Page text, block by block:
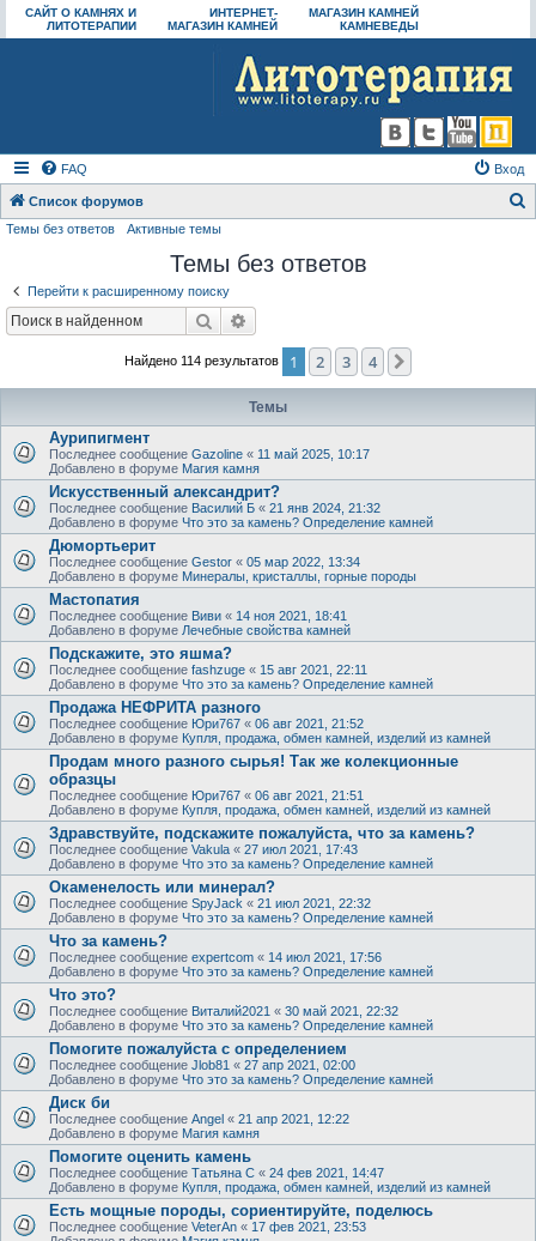
САЙТ О КАМНЯХ И
ЛИТОТЕРАПИИ
ИНТЕРНЕТ-
МАГАЗИН КАМНЕЙ
МАГАЗИН КАМНЕЙ
КАМНЕВЕДЫ
FAQ Вход
Список форумов
Темы без ответов Активные темы
Темы без ответов
Перейти к расширенному поиску
Поиск
Найдено 114 результатов 1 2 3 4
Темы
Аурипигмент
Последнее сообщение Gazoline « 11 май 2025, 10:17
Добавлено в форуме Магия камня
Искусственный александрит?
Последнее сообщение Василий Б « 21 янв 2024, 21:32
Добавлено в форуме Что это за камень? Определение камней
Дюмортьерит
Последнее сообщение Gestor « 05 мар 2022, 13:34
Добавлено в форуме Минералы, кристаллы, горные породы
Мастопатия
Последнее сообщение Виви « 14 ноя 2021, 18:41
Добавлено в форуме Лечебные свойства камней
Подскажите, это яшма?
Последнее сообщение fashzuge « 15 авг 2021, 22:11
Добавлено в форуме Что это за камень? Определение камней
Продажа НЕФРИТА разного
Последнее сообщение Юри767 « 06 авг 2021, 21:52
Добавлено в форуме Купля, продажа, обмен камней, изделий из камней
Продам много разного сырья! Так же колекционные
образцы
Последнее сообщение Юри767 « 06 авг 2021, 21:51
Добавлено в форуме Купля, продажа, обмен камней, изделий из камней
Здравствуйте, подскажите пожалуйста, что за камень?
Последнее сообщение Vakula « 27 июл 2021, 17:43
Добавлено в форуме Что это за камень? Определение камней
Окаменелость или минерал?
Последнее сообщение SpyJack « 21 июл 2021, 22:32
Добавлено в форуме Что это за камень? Определение камней
Что за камень?
Последнее сообщение expertcom « 14 июл 2021, 17:56
Добавлено в форуме Что это за камень? Определение камней
Что это?
Последнее сообщение Виталий2021 « 30 май 2021, 22:32
Добавлено в форуме Что это за камень? Определение камней
Помогите пожалуйста с определением
Последнее сообщение Jlob81 « 27 апр 2021, 02:00
Добавлено в форуме Что это за камень? Определение камней
Диск би
Последнее сообщение Angel « 21 апр 2021, 12:22
Добавлено в форуме Магия камня
Помогите оценить камень
Последнее сообщение Татьяна С « 24 фев 2021, 14:47
Добавлено в форуме Купля, продажа, обмен камней, изделий из камней
Есть мощные породы, сориентируйте, поделюсь
Последнее сообщение VeterAn « 17 фев 2021, 23:53